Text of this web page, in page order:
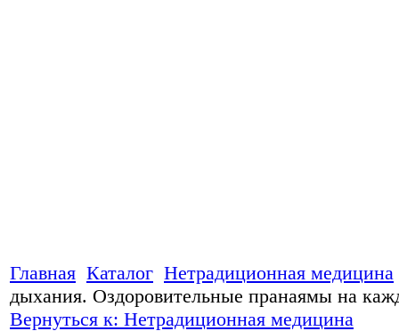
Главная Каталог Нетрадиционная медицина
дыхания. Оздоровительные пранаямы на
Вернуться к: Нетрадиционная медицина